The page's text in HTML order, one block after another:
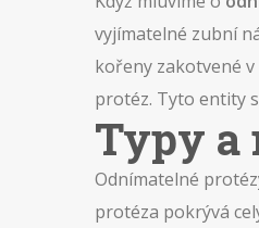
vyjímatelné zubní
kořeny zakotvené
protéz. Tyto entity
Typy a
Odnímatelné
protéza pokrývá